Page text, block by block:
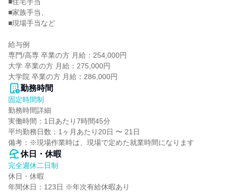
■家族手当、
■現場手当など
給与例
専門/高専 卒業の方 月給：254,000円
大学 卒業の方 月給：275,000円
大学院 卒業の方 月給：286,000円
勤務時間
固定時間制
勤務時間詳細
実働時間：1日あたり7時間45分
平均勤務日数：1ヶ月あたり20日 〜 21日
備考：※現場作業時は、現場で定めた就業時間になります
休日・休暇
完全週休二日制
休日・休暇
年間休日：123日 ※年次有給休暇あり